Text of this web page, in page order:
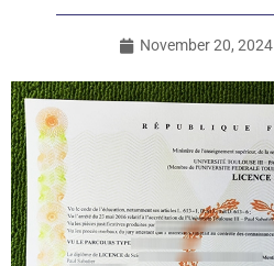
November 20, 2024